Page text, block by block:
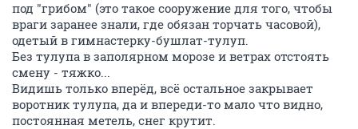
под "грибом" (это такое сооружение для того, чтобы
враги заранее знали, где обязан торчать часовой),
одетый в гимнастерку-бушлат-тулуп.
Без тулупа в заполярном морозе и ветрах отстоять
смену - тяжко...
Видишь только вперёд, всё остальное закрывает
воротник тулупа, да и впереди-то мало что видно,
постоянная метель, снег крутит.